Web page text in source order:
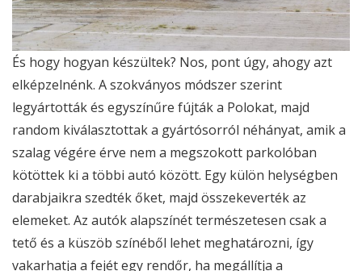
És hogy hogyan készültek? Nos, pont úgy, ahogy azt
elképzelnénk. A szokványos módszer szerint
legyártották és egyszínűre fújták a Polokat, majd
random kiválasztottak a gyártósorról néhányat, amik a
szalag végére érve nem a megszokott parkolóban
kötöttek ki a többi autó között. Egy külön helységben
darabjaikra szedték őket, majd összekeverték az
elemeket. Az autók alapszínét természetesen csak a
tető és a küszöb színéből lehet meghatározni, így
vakarhatja a fejét egy rendőr, ha megállítja a